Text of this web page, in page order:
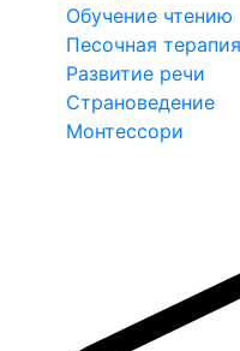
Обучение чтению
Песочная терапия
Развитие речи
Страноведение
Монтессори